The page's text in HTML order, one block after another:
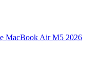
MacBook Air M5 2026